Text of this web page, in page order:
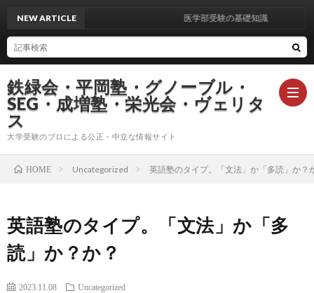
鉄緑会・平岡塾・グノーブル・
SEG・成増塾・栄光会・ヴェリタ
ス
大学受験のプロによる公正・中立な情報サイト
ト
NEW ARTICLE 医学部受験の基礎知識
HOME Uncategorized 英語塾のタイプ。「文法」か「多読」か？
英語塾のタイプ。「文法」か「多
読」か？か？
2023.11.08 Uncategorized